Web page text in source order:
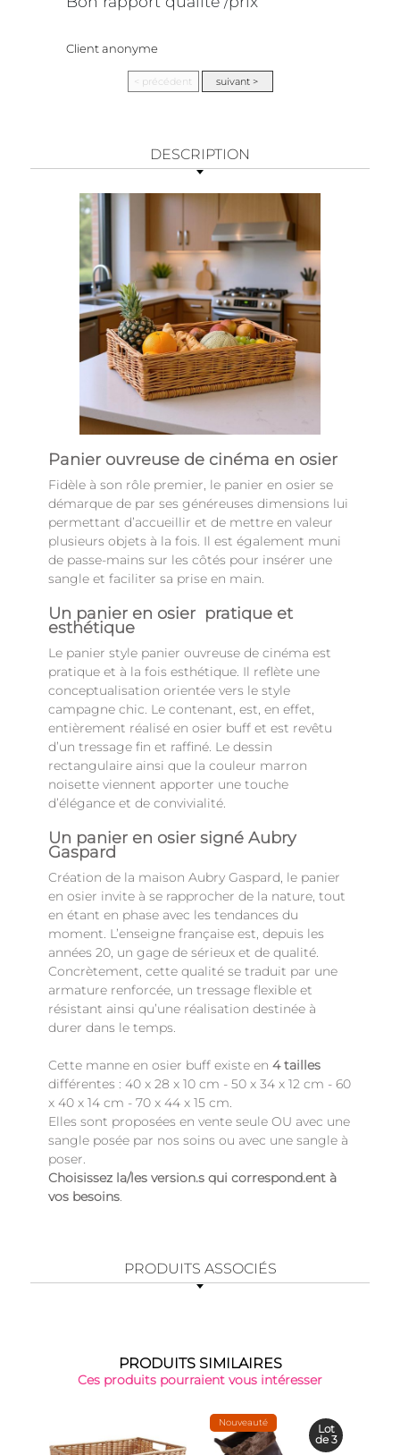
Client anonyme
DESCRIPTION
Panier ouvreuse de cinéma en osier
Fidèle à son rôle premier, le panier en osier se
démarque de par ses généreuses dimensions lui
permettant d’accueillir et de mettre en valeur
plusieurs objets à la fois. Il est également muni
de passe-mains sur les côtés pour insérer une
sangle et faciliter sa prise en main.
Un panier en osier pratique et
esthétique
Le panier style panier ouvreuse de cinéma est
pratique et à la fois esthétique. Il reflète une
conceptualisation orientée vers le style
campagne chic. Le contenant, est, en effet,
entièrement réalisé en osier buff et est revêtu
d’un tressage fin et raffiné. Le dessin
rectangulaire ainsi que la couleur marron
noisette viennent apporter une touche
d’élégance et de convivialité.
Un panier en osier signé Aubry
Gaspard
Création de la maison Aubry Gaspard, le panier
en osier invite à se rapprocher de la nature, tout
en étant en phase avec les tendances du
moment. L’enseigne française est, depuis les
années 20, un gage de sérieux et de qualité.
Concrètement, cette qualité se traduit par une
armature renforcée, un tressage flexible et
résistant ainsi qu’une réalisation destinée à
durer dans le temps.
Cette manne en osier buff existe en 4 tailles
différentes : 40 x 28 x 10 cm - 50 x 34 x 12 cm - 60
x 40 x 14 cm - 70 x 44 x 15 cm.
Elles sont proposées en vente seule OU avec une
sangle posée par nos soins ou avec une sangle à
poser.
Choisissez la/les version.s qui correspond.ent à
vos besoins.
PRODUITS ASSOCIÉS
PRODUITS SIMILAIRES
Ces produits pourraient vous intéresser
Nouveauté
Lot
de 3